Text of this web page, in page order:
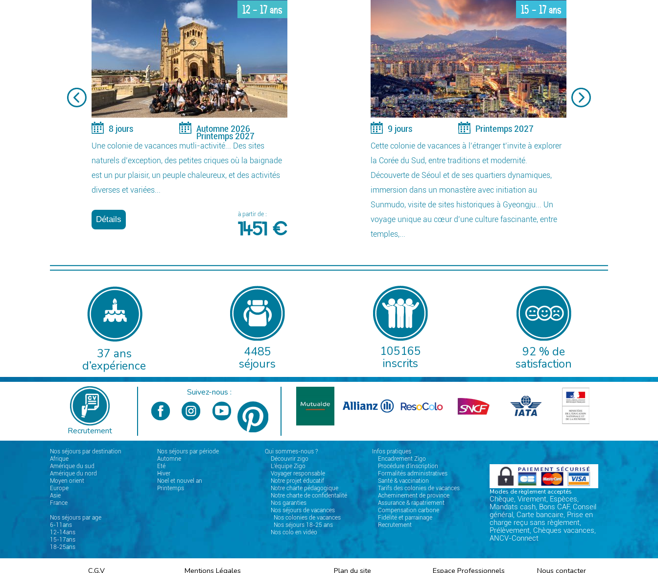
12 - 17 ans
8 jours Automne 2026
Printemps 2027
Une colonie de vacances mutli-activité... Des sites
naturels d’exception, des petites criques où la baignade
est un pur plaisir, un peuple chaleureux, et des activités
diverses et variées...
Détails
à partir de :
1451 €
15 - 17 ans
9 jours Printemps 2027
Cette colonie de vacances à l’étranger t’invite à explorer
la Corée du Sud, entre traditions et modernité.
Découverte de Séoul et de ses quartiers dynamiques,
immersion dans un monastère avec initiation au
Sunmudo, visite de sites historiques à Gyeongju... Un
voyage unique au cœur d’une culture fascinante, entre
temples,...
Détails 2266 €
37 ans
d’expérience
4485
séjours
105165
inscrits
92 % de
satisfaction
Recrutement
Suivez-nous :
Nos séjours par destination
Afrique
Amérique du sud
Amérique du nord
Moyen orient
Europe
Asie
France
Nos séjours par age
6-11ans
12-14ans
15-17ans
18-25ans
Nos séjours par période
Automne
Eté
Hiver
Noel et nouvel an
Printemps
Qui sommes-nous ?
Découvrir zigo
L'équipe Zigo
Voyager responsable
Notre projet éducatif
Notre charte pédagogique
Notre charte de confidentalité
Nos garanties
Nos séjours de vacances
Nos colonies de vacances
Nos séjours 18-25 ans
Nos colo en vidéo
Infos pratiques
Encadrement Zigo
Procédure d'inscription
Formalités administratives
Santé & vaccination
Tarifs des colonies de vacances
Acheminement de province
Assurance & rapatriement
Compensation carbone
Fidélité et parrainage
Recrutement
Modes de règlement acceptés
Chèque, Virement, Espèces,
Mandats cash, Bons CAF, Conseil
général, Carte bancaire, Prise en
charge reçu sans règlement,
Prélèvement, Chèques vacances,
ANCV-Connect
C.G.V Mentions Légales Plan du site Espace Professionnels Nous contacter